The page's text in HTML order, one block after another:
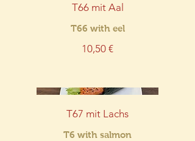
T66 mit Aal
T66 with eel
10,50 €
T67 mit Lachs
T6 with salmon